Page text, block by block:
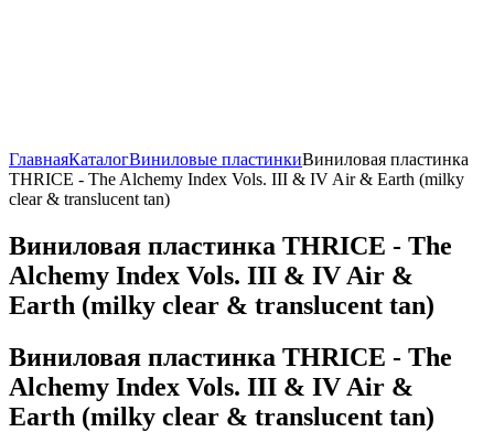
ГлавнаяКаталогВиниловые пластинкиВиниловая пластинка
THRICE - The Alchemy Index Vols. III & IV Air & Earth (milky
clear & translucent tan)
Виниловая пластинка THRICE - The
Alchemy Index Vols. III & IV Air &
Earth (milky clear & translucent tan)
Виниловая пластинка THRICE - The
Alchemy Index Vols. III & IV Air &
Earth (milky clear & translucent tan)